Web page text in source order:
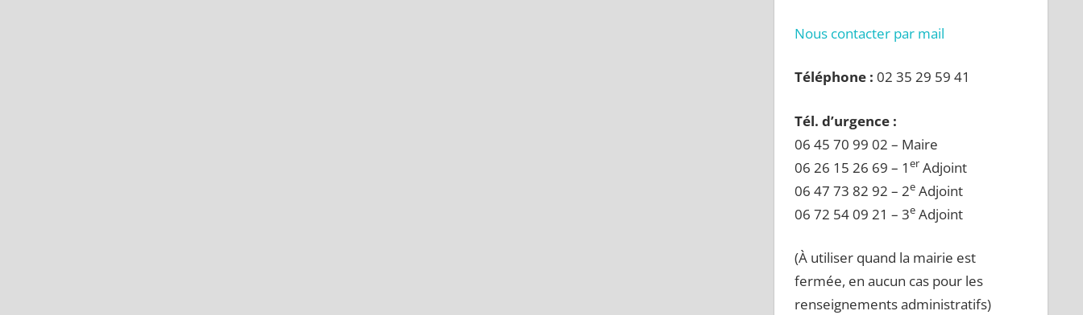
Nous contacter par mail
Téléphone : 02 35 29 59 41
Tél. d’urgence :
06 45 70 99 02 – Maire
06 26 15 26 69 – 1er Adjoint
06 47 73 82 92 – 2e Adjoint
06 72 54 09 21 – 3e Adjoint
(À utiliser quand la mairie est
fermée, en aucun cas pour les
renseignements administratifs)